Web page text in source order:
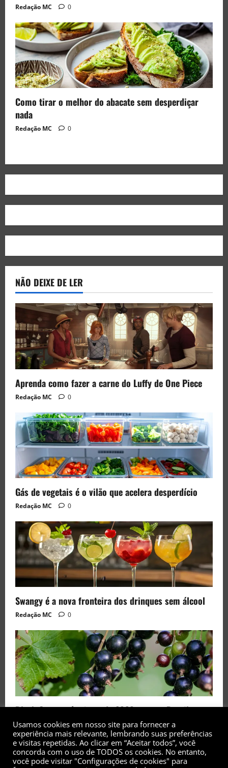
Redação MC 0
Como tirar o melhor do abacate sem desperdiçar
nada
Redação MC 0
NÃO DEIXE DE LER
Aprenda como fazer a carne do Luffy de One Piece
Redação MC 0
Gás de vegetais é o vilão que acelera desperdício
Redação MC 0
Swangy é a nova fronteira dos drinques sem álcool
Redação MC 0
Black Currant é a fruta de 2026 rara no Brasil
Redação MC 0
Usamos cookies em nosso site para fornecer a
experiência mais relevante, lembrando suas preferências
e visitas repetidas. Ao clicar em “Aceitar todos”, você
concorda com o uso de TODOS os cookies. No entanto,
você pode visitar "Configurações de cookies" para